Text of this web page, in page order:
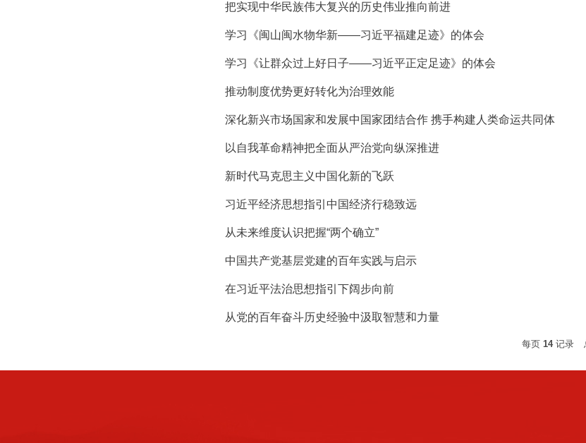
把实现中华民族伟大复兴的历史伟业推向前进
学习《闽山闽水物华新——习近平福建足迹》的体会
学习《让群众过上好日子——习近平正定足迹》的体会
推动制度优势更好转化为治理效能
深化新兴市场国家和发展中国家团结合作 携手构建人类命运共同体
以自我革命精神把全面从严治党向纵深推进
新时代马克思主义中国化新的飞跃
习近平经济思想指引中国经济行稳致远
从未来维度认识把握“两个确立”
中国共产党基层党建的百年实践与启示
在习近平法治思想指引下阔步向前
从党的百年奋斗历史经验中汲取智慧和力量
每页 14记录